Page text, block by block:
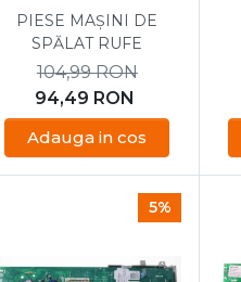
DE SPALAT CANDY
41021233
PIESE MAȘINI DE
SPĂLAT RUFE
94,49 RON
104,99RON
Adauga in cos
5%